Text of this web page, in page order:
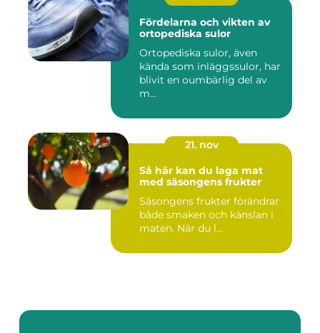
Fördelarna och vikten av
ortopediska sulor
Ortopediska sulor, även
kända som inläggssulor, har
blivit en oumbärlig del av
m...
21. nov
Så här kan du laga mat
med säsongens frukter
Säsongens frukter förändrar
både smaken och känslan i
maten. När du l...